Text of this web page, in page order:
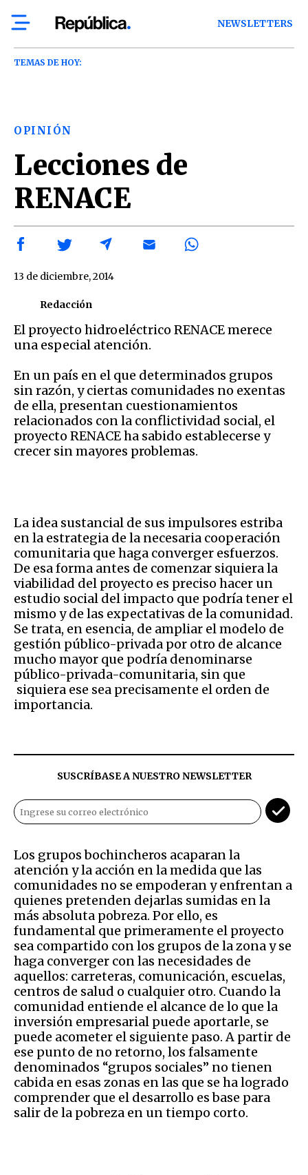
NEWSLETTERS
TEMAS DE HOY:
OPINIÓN
Lecciones de
RENACE
Redacción
13 de diciembre, 2014
El proyecto hidroeléctrico RENACE merece
una especial atención.
En un país en el que determinados grupos
sin razón, y ciertas comunidades no exentas
de ella, presentan cuestionamientos
relacionados con la conflictividad social, el
proyecto RENACE ha sabido establecerse y
crecer sin mayores problemas.
La idea sustancial de sus impulsores estriba
en la estrategia de la necesaria cooperación
comunitaria que haga converger esfuerzos.
De esa forma antes de comenzar siquiera la
viabilidad del proyecto es preciso hacer un
estudio social del impacto que podría tener el
mismo y de las expectativas de la comunidad.
Se trata, en esencia, de ampliar el modelo de
gestión público-privada por otro de alcance
mucho mayor que podría denominarse
público-privada-comunitaria, sin que
siquiera ese sea precisamente el orden de
importancia.
SUSCRÍBASE A NUESTRO NEWSLETTER
Los grupos bochincheros acaparan la
atención y la acción en la medida que las
comunidades no se empoderan y enfrentan a
quienes pretenden dejarlas sumidas en la
más absoluta pobreza. Por ello, es
fundamental que primeramente el proyecto
sea compartido con los grupos de la zona y se
haga converger con las necesidades de
aquellos: carreteras, comunicación, escuelas,
centros de salud o cualquier otro. Cuando la
comunidad entiende el alcance de lo que la
inversión empresarial puede aportarle, se
puede acometer el siguiente paso. A partir de
ese punto de no retorno, los falsamente
denominados “grupos sociales” no tienen
cabida en esas zonas en las que se ha logrado
comprender que el desarrollo es base para
salir de la pobreza en un tiempo corto.